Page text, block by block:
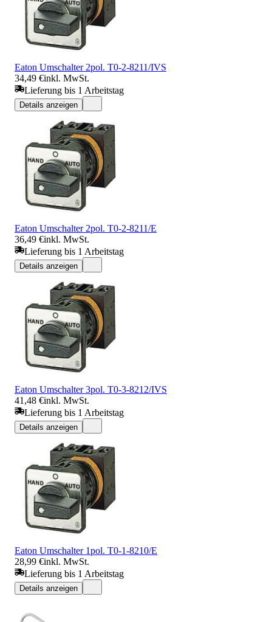
Eaton Umschalter 2pol. T0-2-8211/IVS
34,49 €inkl. MwSt.
Lieferung bis 1 Arbeitstag
Details anzeigen
Eaton Umschalter 2pol. T0-2-8211/E
36,49 €inkl. MwSt.
Lieferung bis 1 Arbeitstag
Details anzeigen
Eaton Umschalter 3pol. T0-3-8212/IVS
41,48 €inkl. MwSt.
Lieferung bis 1 Arbeitstag
Details anzeigen
Eaton Umschalter 1pol. T0-1-8210/E
28,99 €inkl. MwSt.
Lieferung bis 1 Arbeitstag
Details anzeigen